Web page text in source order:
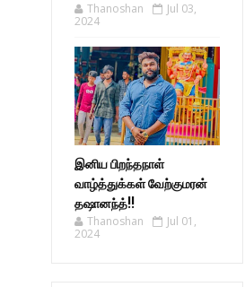
Thanoshan
Jul 03,
2024
இனிய பிறந்தநாள்
வாழ்த்துக்கள் வேற்குமரன்
தஷானந்த்!!
Thanoshan
Jul 01,
2024